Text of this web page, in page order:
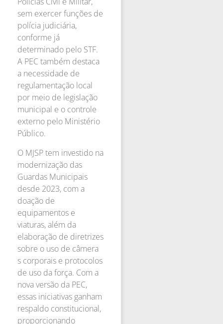
sem exercer funções de
polícia judiciária,
conforme já
determinado pelo STF.
A PEC também destaca
a necessidade de
regulamentação local
por meio de legislação
municipal e o controle
externo pelo Ministério
Público.
O MJSP tem investido na
modernização das
Guardas Municipais
desde 2023, com a
doação de
equipamentos e
viaturas, além da
elaboração de diretrizes
sobre o uso de câmera
s corporais e protocolos
de uso da força. Com a
nova versão da PEC,
essas iniciativas ganham
respaldo constitucional,
proporcionando